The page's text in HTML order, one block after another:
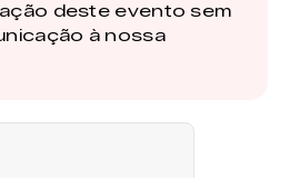
deste evento sem
à nossa